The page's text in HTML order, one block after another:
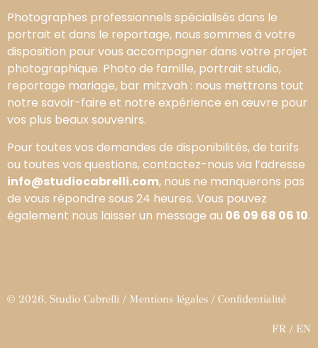
Photographes professionnels spécialisés dans le
portrait et dans le reportage, nous sommes à votre
disposition pour vous accompagner dans votre projet
photographique. Photo de famille, portrait studio,
reportage mariage, bar mitzvah : nous mettrons tout
notre savoir-faire et notre expérience en œuvre pour
vos plus beaux souvenirs.
Pour toutes vos demandes de disponibilités, de tarifs
ou toutes vos questions, contactez-nous via l’adresse
info@studiocabrelli.com, nous ne manquerons pas
de vous répondre sous 24 heures. Vous pouvez
également nous laisser un message au 06 09 68 06 10.
© 2026, Studio Cabrelli / Mentions légales / Confidentialité
FR / EN